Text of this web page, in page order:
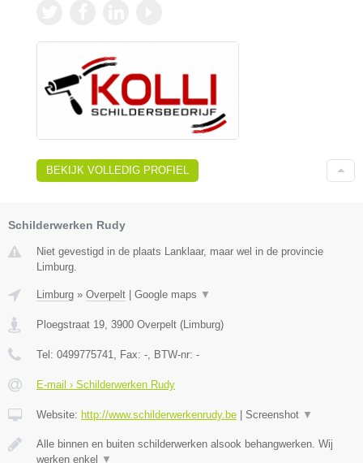
BEKIJK VOLLEDIG PROFIEL
Schilderwerken Rudy
Niet gevestigd in de plaats Lanklaar, maar wel in de provincie
Limburg.
Limburg » Overpelt Google maps ▼
Ploegstraat 19, 3900 Overpelt (Limburg)
Tel: 0499775741, Fax: -, BTW-nr: -
E-mail › Schilderwerken Rudy
Website: http://www.schilderwerkenrudy.be Screenshot ▼
Alle binnen en buiten schilderwerken alsook behangwerken. Wij
werken enkel
▼